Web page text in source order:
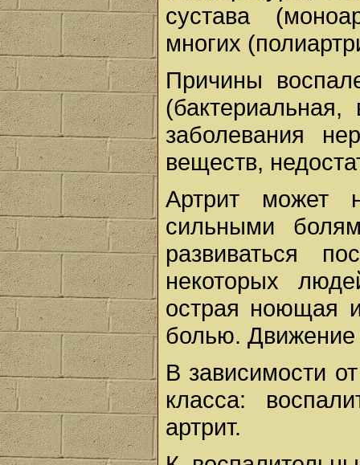
сустава
многих
Причины
заболевания
веществ,
Артрит может
сильными
развиваться
некоторых
острая ноющая
болью. Движение
В зависимости
класса:
артрит.